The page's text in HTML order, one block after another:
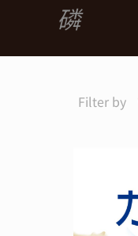
磷
Filter by